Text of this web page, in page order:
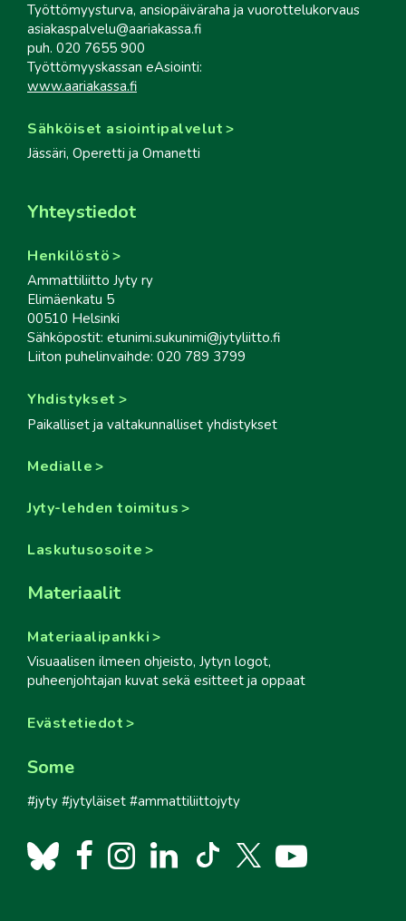
Työttömyysturva, ansiopäiväraha ja vuorottelukorvaus
asiakaspalvelu@aariakassa.fi
puh. 020 7655 900
Työttömyyskassan eAsiointi:
www.aariakassa.fi
Sähköiset asiointipalvelut
Jässäri, Operetti ja Omanetti
Yhteystiedot
Henkilöstö
Ammattiliitto Jyty ry
Elimäenkatu 5
00510 Helsinki
Sähköpostit: etunimi.sukunimi@jytyliitto.fi
Liiton puhelinvaihde: 020 789 3799
Yhdistykset
Paikalliset ja valtakunnalliset yhdistykset
Medialle
Jyty-lehden toimitus
Laskutusosoite
Materiaalit
Materiaalipankki
Visuaalisen ilmeen ohjeisto, Jytyn logot,
puheenjohtajan kuvat sekä esitteet ja oppaat
Evästetiedot
Some
#jyty #jytyläiset #ammattiliittojyty